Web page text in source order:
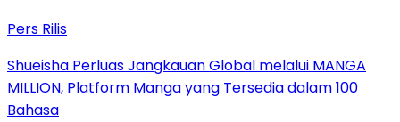
Pers Rilis
Shueisha Perluas Jangkauan Global melalui MANGA
MILLION, Platform Manga yang Tersedia dalam 100
Bahasa